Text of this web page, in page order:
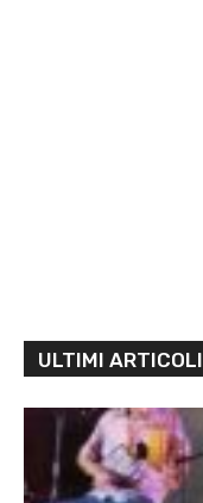
ULTIMI ARTICOLI